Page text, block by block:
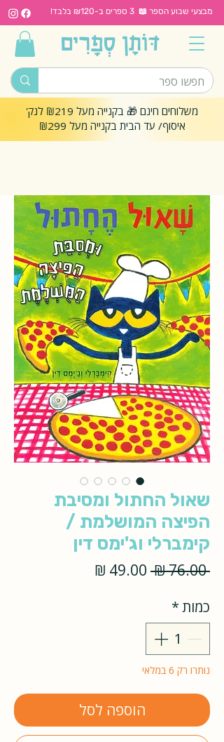
מבצעי שבוע הספר 📖 3 ספרים ב-₪120 בלבד!
משלוחים חינם 🎁 בקנייה מעל ₪219 לנק'
איסוף/ עד הבית בקנייה מעל ₪299
שאול החתול ומסיבת
הפיצה המושלמת /
קימברלי וג'ימס דין
‏76.00 ‏₪
מחיר
כמות*
נותרו רק 6 במלאי
הוספה לסל